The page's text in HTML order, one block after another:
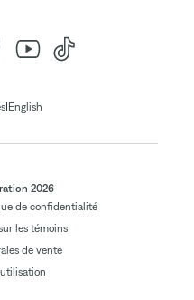
|English
2026
de confidentialité
les témoins
de vente